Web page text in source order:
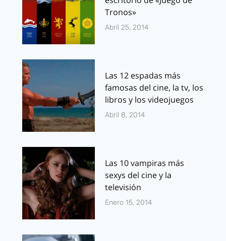
Tronos»
Abril 25, 2014
Las 12 espadas más
famosas del cine, la tv, los
libros y los videojuegos
Abril 8, 2014
Las 10 vampiras más
sexys del cine y la
televisión
Enero 15, 2014